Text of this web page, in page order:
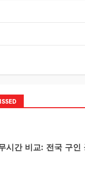
시간 비교: 전국 구인